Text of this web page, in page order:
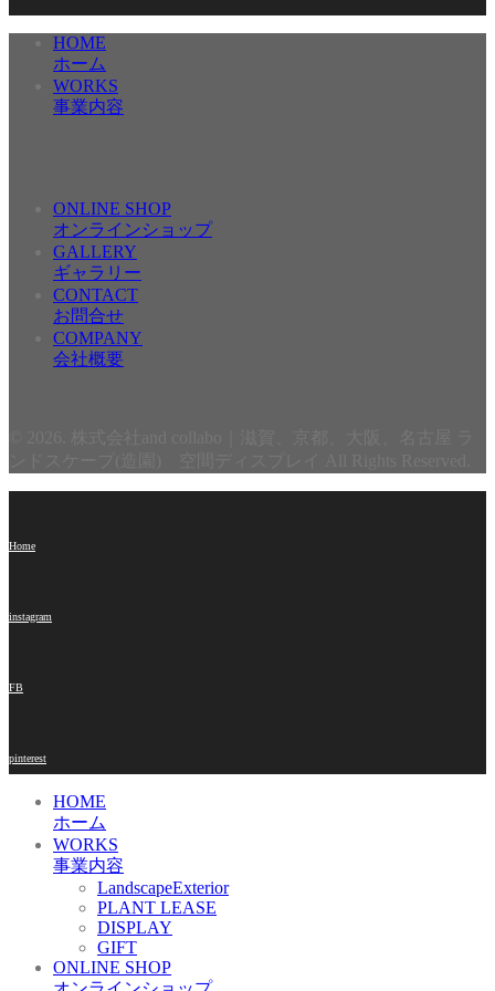
HOME
ホーム
WORKS
事業内容
ONLINE SHOP
オンラインショップ
GALLERY
ギャラリー
CONTACT
お問合せ
COMPANY
会社概要
Home
instagram
FB
pinterest
HOME
ホーム
WORKS
事業内容
LandscapeExterior
PLANT LEASE
DISPLAY
GIFT
ONLINE SHOP